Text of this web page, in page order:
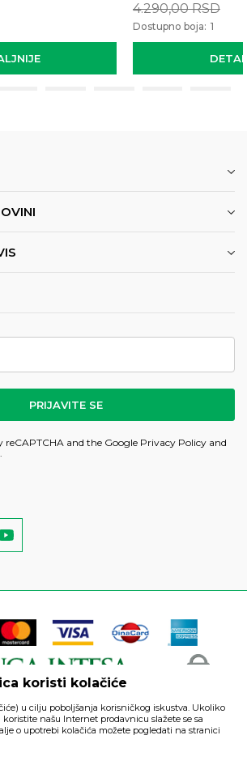
4.290,00RSD
Dostupno boja: 1
PRIJAVITE SE
reCAPTCHA and the Google Privacy Policy and
koristi kolačiće
u cilju poboljšanja korisničkog iskustva. Ukoliko
našu Internet prodavnicu slažete se sa
o upotrebi kolačića možete pogledati na stranici